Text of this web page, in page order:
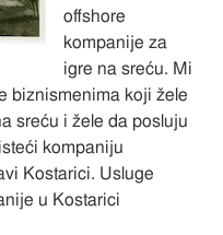
offshore
kompanije za
igre na sreću. Mi
biznismenima koji žele
sreću i žele da posluju
kompaniju
Kostarici. Usluge
u Kostarici